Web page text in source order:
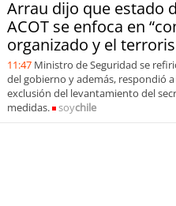
soyvalparaíso
soyquillota
soysanantonio
Arrau dijo que estado
ACOT se enfoca en
organizado y el
11:47 Ministro de Seguridad se
del gobierno y además, respondió
exclusión del levantamiento del
medidas.
soychile